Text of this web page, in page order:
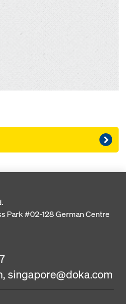
Park#02-128 German Centre
singapore@doka.com